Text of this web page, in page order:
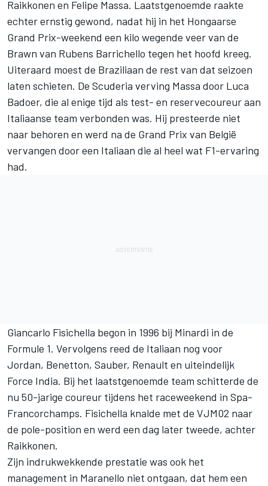
Raikkonen en Felipe Massa. Laatstgenoemde raakte
echter ernstig gewond, nadat hij in het Hongaarse
Grand Prix-weekend een kilo wegende veer van de
Brawn van Rubens Barrichello tegen het hoofd kreeg.
Uiteraard moest de Braziliaan de rest van dat seizoen
laten schieten. De Scuderia verving Massa door Luca
Badoer, die al enige tijd als test- en reservecoureur aan
Italiaanse team verbonden was. Hij presteerde niet
naar behoren en werd na de Grand Prix van België
vervangen door een Italiaan die al heel wat F1-ervaring
had.
Giancarlo Fisichella begon in 1996 bij Minardi in de
Formule 1. Vervolgens reed de Italiaan nog voor
Jordan, Benetton, Sauber, Renault en uiteindelijk
Force India. Bij het laatstgenoemde team schitterde de
nu 50-jarige coureur tijdens het raceweekend in Spa-
Francorchamps. Fisichella knalde met de VJM02 naar
de pole-position en werd een dag later tweede, achter
Raikkonen.
Zijn indrukwekkende prestatie was ook het
management in Maranello niet ontgaan, dat hem een